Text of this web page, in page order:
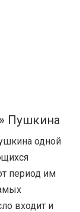
Пушкина
одной
период им
входит и